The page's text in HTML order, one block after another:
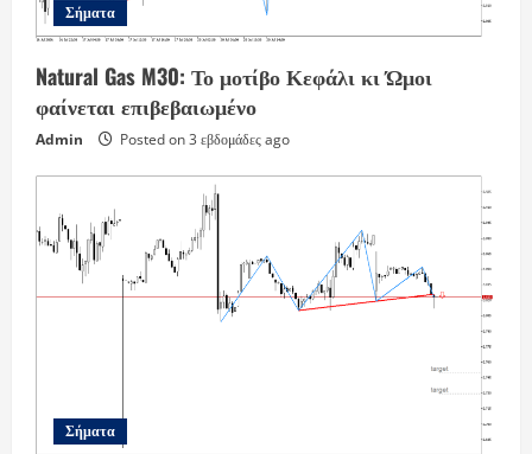
Σήματα
Natural Gas M30: Το μοτίβο Κεφάλι κι Ώμοι
φαίνεται επιβεβαιωμένο
Admin Posted on 3 εβδομάδες ago
Σήματα